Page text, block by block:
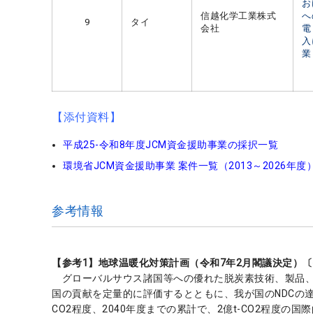
9 タイ
信越化学工業株式
会社
へ
業
【添付資料】
平成25-令和8年度JCM資金援助事業の採択一覧
環境省JCM資金援助事業 案件一覧（2013～2026年度
参考情報
【参考1】地球温暖化対策計画（令和7年2月閣議決定）
グローバルサウス諸国等への優れた脱炭素技術、製品
国の貢献を定量的に評価するとともに、我が国のNDC
CO2程度、2040年度までの累計で、2億t-CO2程度の国